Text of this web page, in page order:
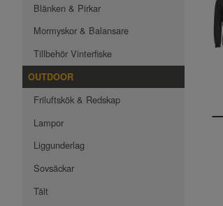
Blänken & Pirkar
Mormyskor & Balansare
Tillbehör Vinterfiske
OUTDOOR
Friluftskök & Redskap
Lampor
Liggunderlag
Sovsäckar
Tält